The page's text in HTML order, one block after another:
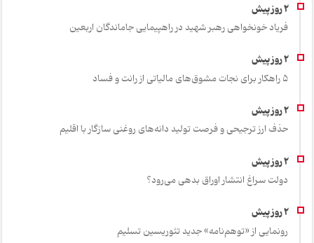
فریاد خونخواهی رهبر شهید در راهپیمایی جاماندگان اربعین
۵ راهکار برای نجات مشوق‌های مالیاتی از رانت و فساد
حذف ارز ترجیحی و فرصت تولید دانه‌های روغنی سازگار با اقلیم
دولت سراغ انتشار اوراق بدهی می‌رود؟
رونمایی از «توهم‌نامه» جدید تئور‌یسین تسلیم